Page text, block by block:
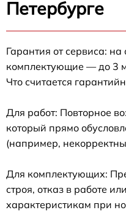
Петербурге
Гарантия от сервиса:
комплектующие — до 3
Что считается
Для работ: Повторное
который прямо
(например,
Для комплектующих:
строя, отказ в работе
характеристикам при